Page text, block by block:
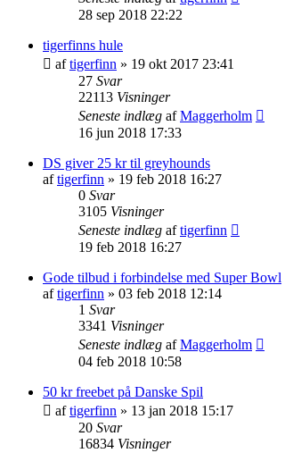
28 sep 2018 22:22
tigerfinns hule
aftigerfinn » 19 okt 2017 23:41
27 Svar
22113 Visninger
Seneste indlæg afMaggerholm
16 jun 2018 17:33
DS giver 25 kr til greyhounds
aftigerfinn » 19 feb 2018 16:27
0 Svar
3105 Visninger
Seneste indlæg aftigerfinn
19 feb 2018 16:27
Gode tilbud i forbindelse med Super Bowl
aftigerfinn » 03 feb 2018 12:14
1 Svar
3341 Visninger
Seneste indlæg afMaggerholm
04 feb 2018 10:58
50 kr freebet på Danske Spil
aftigerfinn » 13 jan 2018 15:17
20 Svar
16834 Visninger